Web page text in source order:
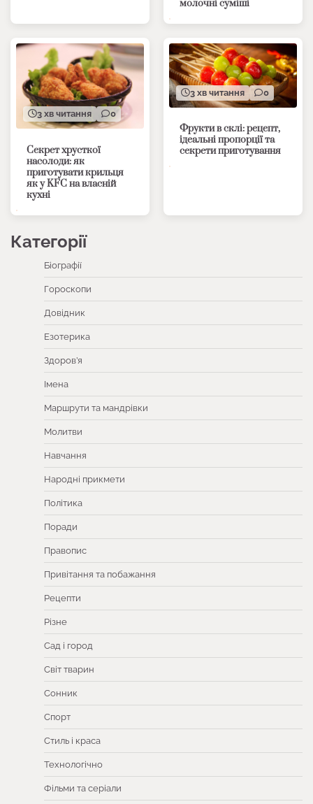
молочні суміші
3 хв читання 0
Секрет хрусткої
насолоди: як
приготувати крильця
як у KFC на власній
кухні
3 хв читання 0
Фрукти в склі: рецепт,
ідеальні пропорції та
секрети приготування
Категорії
Біографії
Гороскопи
Довідник
Езотерика
Здоров’я
Імена
Маршрути та мандрівки
Молитви
Навчання
Народні прикмети
Політика
Поради
Правопис
Привітання та побажання
Рецепти
Різне
Сад і город
Світ тварин
Сонник
Спорт
Стиль і краса
Технологічно
Фільми та серіали